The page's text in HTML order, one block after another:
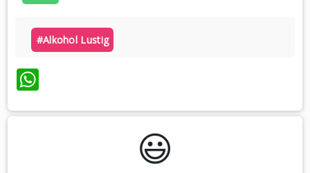
#alkohol Lustig
WhatsApp
😃️